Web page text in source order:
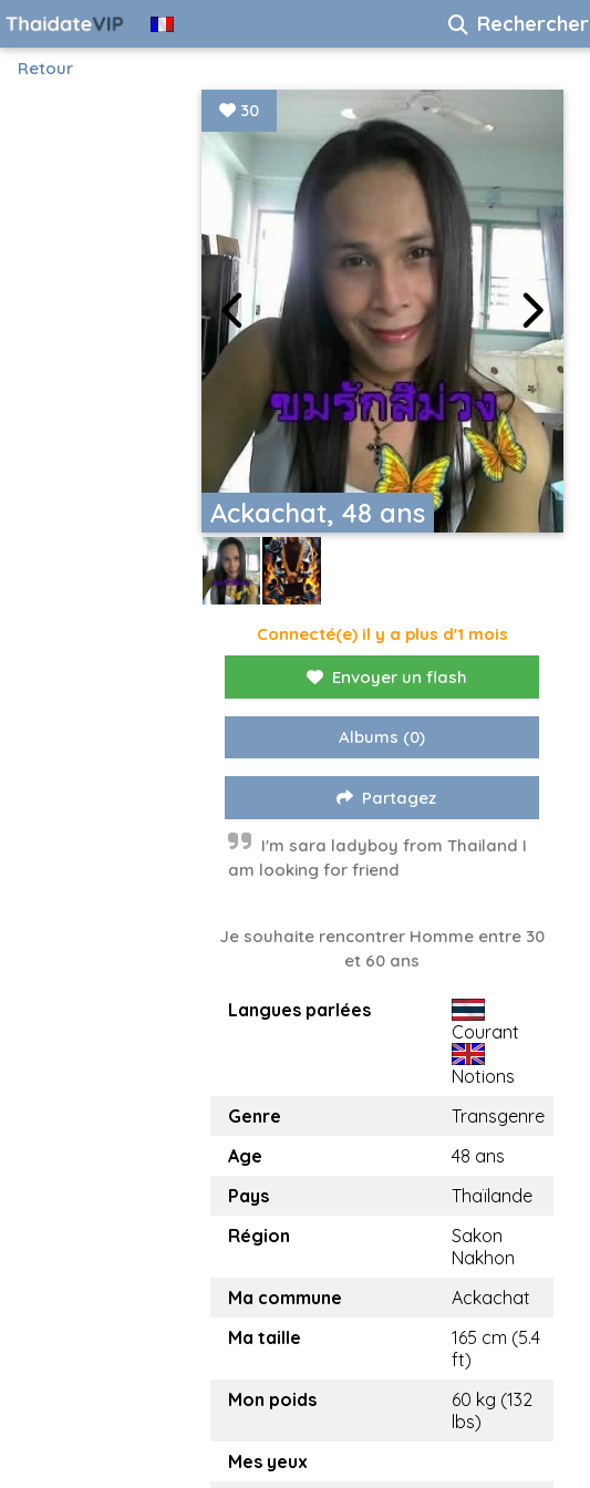
Rechercher
Retour
Ackachat, 48 ans
30
Connecté(e) il y a plus d'1 mois
Envoyer un flash
Albums (0)
Partagez
I'm sara ladyboy from Thailand I
am looking for friend
Je souhaite rencontrer Homme entre 30
et 60 ans
Langues parlées
Courant
Notions
Genre
Transgenre
Age
48 ans
Pays
Thaïlande
Région
Sakon
Nakhon
Ma commune
Ackachat
Ma taille
165 cm (5.4
ft)
Mon poids
60 kg (132
lbs)
Mes yeux